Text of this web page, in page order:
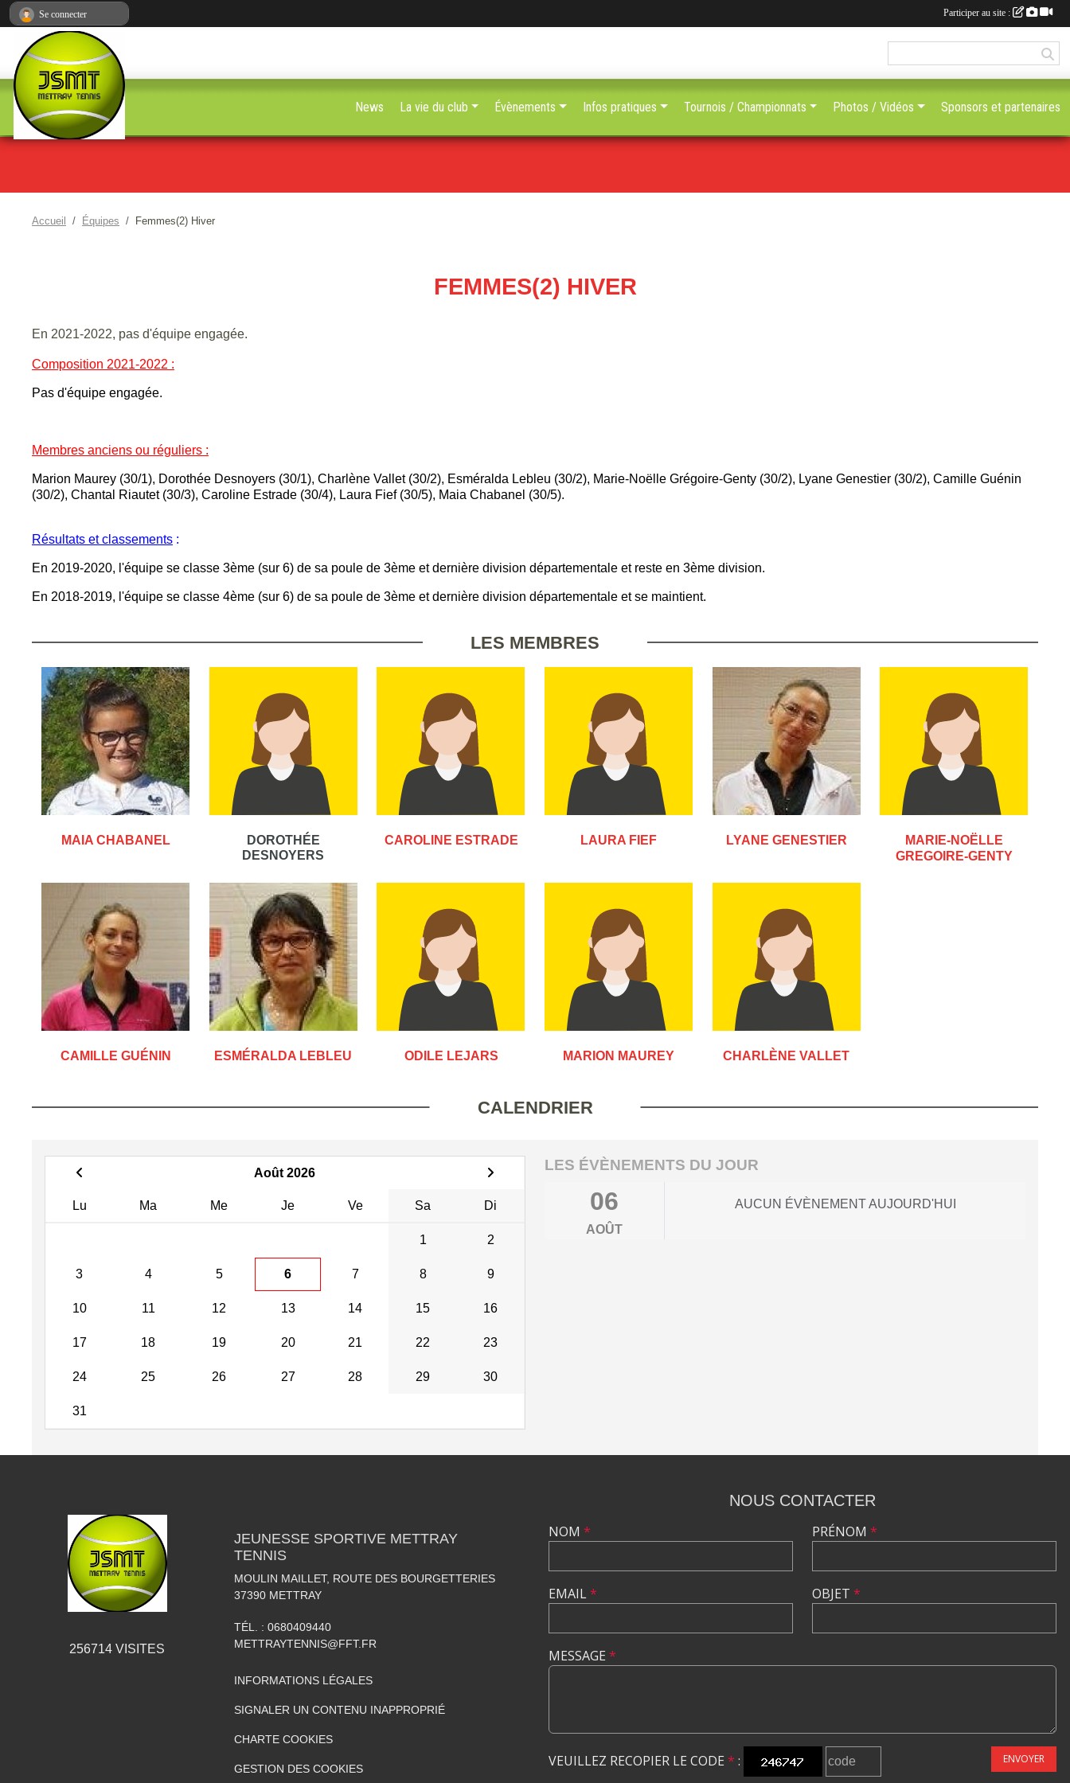
Accueil Équipes Femmes(2) Hiver
FEMMES(2) HIVER
En 2021-2022, pas d'équipe engagée.
Composition 2021-2022 :
Pas d'équipe engagée.
Membres anciens ou réguliers :
Marion Maurey (30/1), Dorothée Desnoyers (30/1), Charlène Vallet (30/2), Esméralda Lebleu (30/2), Marie-Noëlle Grégoire-Genty (30/2), Lyane Genestier (30/2), Camille Guénin
(30/2), Chantal Riautet (30/3), Caroline Estrade (30/4), Laura Fief (30/5), Maia Chabanel (30/5).
Résultats et classements :
En 2019-2020, l'équipe se classe 3ème (sur 6) de sa poule de 3ème et dernière division départementale et reste en 3ème division.
En 2018-2019, l'équipe se classe 4ème (sur 6) de sa poule de 3ème et dernière division départementale et se maintient.
LES MEMBRES
MAIA CHABANEL
DOROTHÉE
DESNOYERS
CAROLINE ESTRADE LAURA FIEF LYANE GENESTIER
MARIE-NOËLLE
GREGOIRE-GENTY
CAMILLE GUÉNIN ESMÉRALDA LEBLEU ODILE LEJARS MARION MAUREY CHARLÈNE VALLET
CALENDRIER
Août 2026
Lu Ma Me Je Ve Sa Di
1 2
3 4 5 6 7 8 9
10 11 12 13 14 15 16
17 18 19 20 21 22 23
24 25 26 27 28 29 30
31
LES ÉVÈNEMENTS DU JOUR
06
AOÛT
AUCUN ÉVÈNEMENT AUJOURD'HUI
News La vie du club Évènements Infos pratiques Tournois / Championnats Photos / Vidéos Sponsors et partenaires
256714 VISITES
JEUNESSE SPORTIVE METTRAY
TENNIS
MOULIN MAILLET, ROUTE DES BOURGETTERIES
37390 METTRAY
TÉL. : 0680409440
METTRAYTENNIS@FFT.FR
INFORMATIONS LÉGALES
SIGNALER UN CONTENU INAPPROPRIÉ
CHARTE COOKIES
GESTION DES COOKIES
NOUS CONTACTER
NOM *
EMAIL*
PRÉNOM *
OBJET *
MESSAGE *
VEUILLEZ RECOPIER LE CODE * : ENVOYER
Se connecter Participer au site :
Panneau de gestion des cookies